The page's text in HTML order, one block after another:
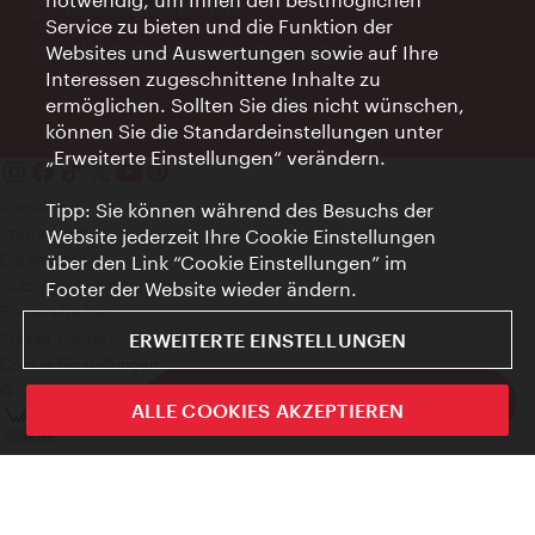
ivie - Die offizielle City Guide App
Ort:
concierge.wien.info
Öffnungszeiten:
Informationen rund um die Uhr
Kontakt
Impressum
Datenschutz
Nutzungsbedingungen
Barrierefreiheit
Cookie Einstellungen
© Copyright WienTourismus
Service zu bieten und die Funktion der
Websites und Auswertungen sowie auf Ihre
Interessen zugeschnittene Inhalte zu
ermöglichen. Sollten Sie dies nicht wünschen,
können Sie die Standardeinstellungen unter
„Erweiterte Einstellungen“ verändern.
Tipp: Sie können während des Besuchs der
Website jederzeit Ihre Cookie Einstellungen
über den Link “Cookie Einstellungen” im
Footer der Website wieder ändern.
ERWEITERTE EINSTELLUNGEN
ALLE COOKIES AKZEPTIEREN